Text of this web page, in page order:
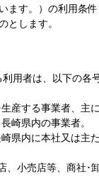
ます。）の利用条
とします。
用者は、以下の各
産する事業者、主
崎県内の事業者。
県内に本社又は主
、小売店等、商社